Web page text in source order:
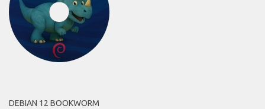
DEBIAN 12 BOOKWORM